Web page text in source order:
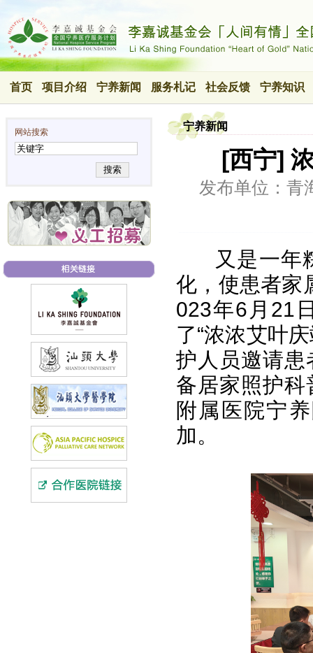
首页 项目介绍 宁养新闻 服务札记 社会反馈 宁养知识
网站搜索
搜索
宁养新闻
[西宁]
发布单位：青
又是一年
化，使患者家
023年6月21
了“浓浓艾叶
护人员邀请
备居家照护
附属医院宁
加。